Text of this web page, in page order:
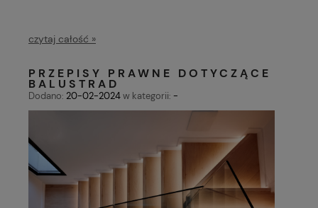
czytaj całość »
PRZEPISY PRAWNE DOTYCZĄCE
BALUSTRAD
Dodano: 20-02-2024w kategorii: -